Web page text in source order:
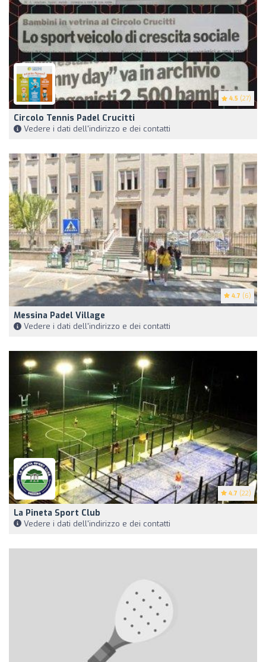
4.5 (27)
Circolo Tennis Padel Crucitti
Vedere i dati dell'indirizzo e dei contatti
4.7 (6)
Messina Padel Village
Vedere i dati dell'indirizzo e dei contatti
4.7 (22)
La Pineta Sport Club
Vedere i dati dell'indirizzo e dei contatti